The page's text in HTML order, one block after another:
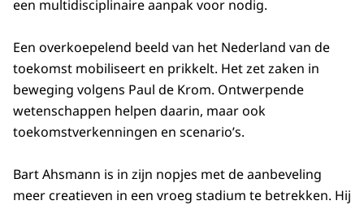
een multidisciplinaire aanpak voor nodig.
Een overkoepelend beeld van het Nederland van de
toekomst mobiliseert en prikkelt. Het zet zaken in
beweging volgens Paul de Krom. Ontwerpende
wetenschappen helpen daarin, maar ook
toekomstverkenningen en scenario’s.
Bart Ahsmann is in zijn nopjes met de aanbeveling
meer creatieven in een vroeg stadium te betrekken. Hij